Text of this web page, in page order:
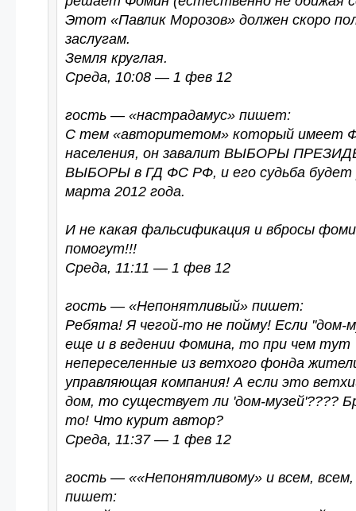
Этот «Павлик Морозов» должен скоро
заслугам.
Земля круглая.
Среда, 10:08 — 1 фев 12
гость — «настрадамус» пишет:
С тем «авторитетом» который имеет
населения, он завалит ВЫБОРЫ
ВЫБОРЫ в ГД ФС РФ, и его судьба будет
марта 2012 года.
И не какая фальсификация и вбросы
помогут!!!
Среда, 11:11 — 1 фев 12
гость — «Непонятливый» пишет:
Ребята! Я чегой-то не пойму! Если ''дом-
еще и в ведении Фомина, то при чем тут
непереселенные из ветхого фонда
управляющая компания! А если это
дом, то существует ли 'дом-музей'????
то! Что курит автор?
Среда, 11:37 — 1 фев 12
гость — ««Непонятливому» и всем, всем,
пишет: